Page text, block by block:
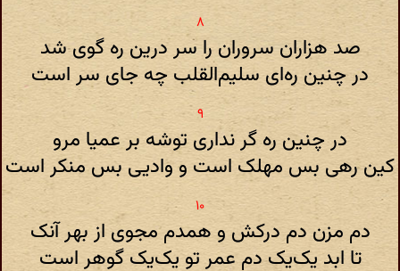
صد هزاران سروران را سر درین ره گوی شد
در چنین ره‌ای سلیم‌القلب چه جای سر است
در چنین ره گر نداری توشه بر عمیا مرو
کین رهی بس مهلک است و وادیی بس منکر است
دم مزن دم درکش و همدم مجوی از بهر آنک
تا ابد یک‌یک دم عمر تو یک‌یک گوهر است